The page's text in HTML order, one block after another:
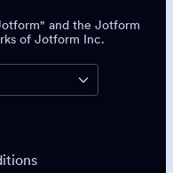
and the Jotform
of Jotform Inc.